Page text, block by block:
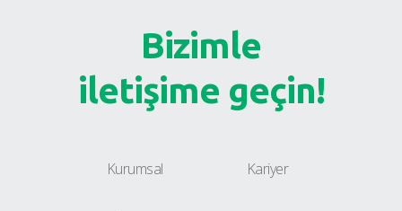
Bizimle
iletişime geçin!
Kurumsal Kariyer